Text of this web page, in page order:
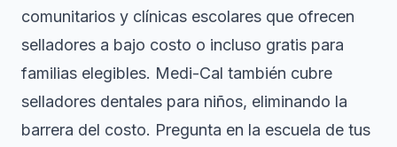
comunitarios y clínicas escolares que ofrecen
selladores a bajo costo o incluso gratis para
familias elegibles. Medi-Cal también cubre
selladores dentales para niños, eliminando la
barrera del costo. Pregunta en la escuela de tus